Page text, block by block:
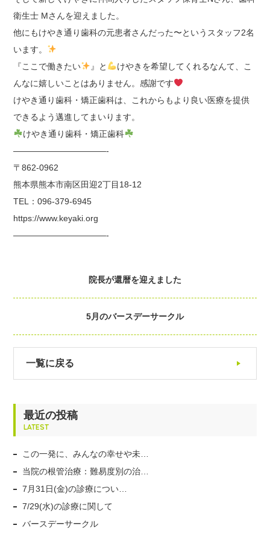
衛生士 Mさんを迎えました。
他にもけやき通り歯科の元患者さんだった〜というスタッフ2名
います。
『ここで働きたい
』と
けやきを希望してくれるなんて、こ
んなに嬉しいことはありません。感謝です
けやき通り歯科・矯正歯科は、これからもより良い医療を提供
できるよう邁進してまいります。
けやき通り歯科・矯正歯科
———————————-
〒862-0962
熊本県熊本市南区田迎2丁目18-12
TEL：096-379-6945
https://www.keyaki.org
———————————-
院長が還暦を迎えました
5月のバースデーサークル
一覧に戻る
最近の投稿
LATEST
この一発に、みんなの幸せや未…
当院の根管治療：難易度別の治…
7月31日(金)の診療につい…
7/29(水)の診療に関して
バースデーサークル